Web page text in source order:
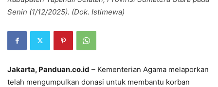
Senin (1/12/2025). (Dok. Istimewa)
Jakarta, Panduan.co.id – Kementerian Agama melaporkan
telah mengumpulkan donasi untuk membantu korban